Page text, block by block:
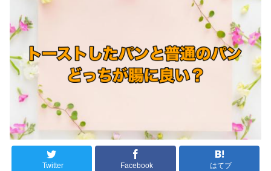
Twitter Facebook はてブ